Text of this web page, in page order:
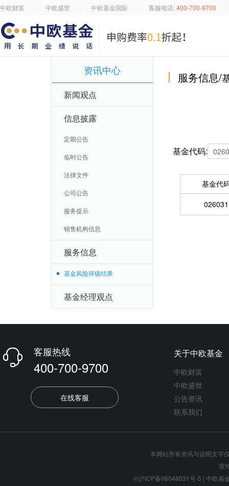
中欧财富 中欧盛世 中欧基金国际 客服电话:400-700-9700
资讯中心
新闻观点
信息披露
定期公告
临时公告
法律文件
公司公告
服务提示
销售机构信息
服务信息
基金风险评级结果
基金经理观点
服务信息/
基金代码:
基金代
026031
 客服热线
400-700-9700
在线客服
关于中欧基金
中欧财富
中欧盛世
公告资讯
联系我们
本网站所有资讯与说明文字
宣
©沪ICP备06048031号-5 | 中欧基